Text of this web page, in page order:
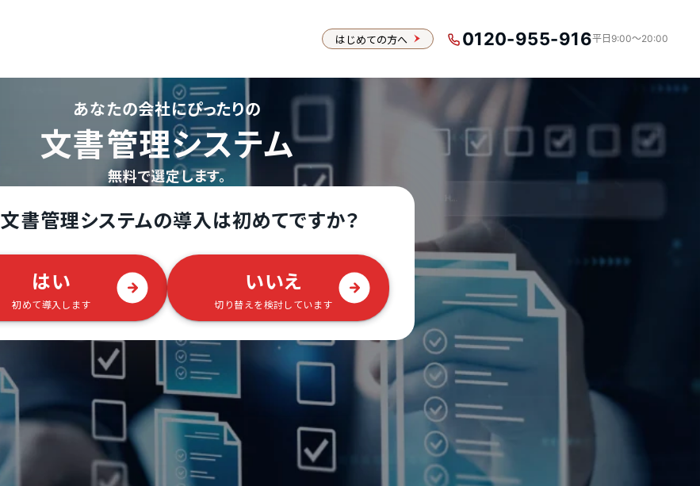
はじめての方へ 0120-955-916平日9:00〜20:00
あなたの会社にぴったりの
文書管理システム
無料で選定します。
文書管理システムの導入は初めてですか？
はい
初めて導入します
いいえ
切り替えを検討しています